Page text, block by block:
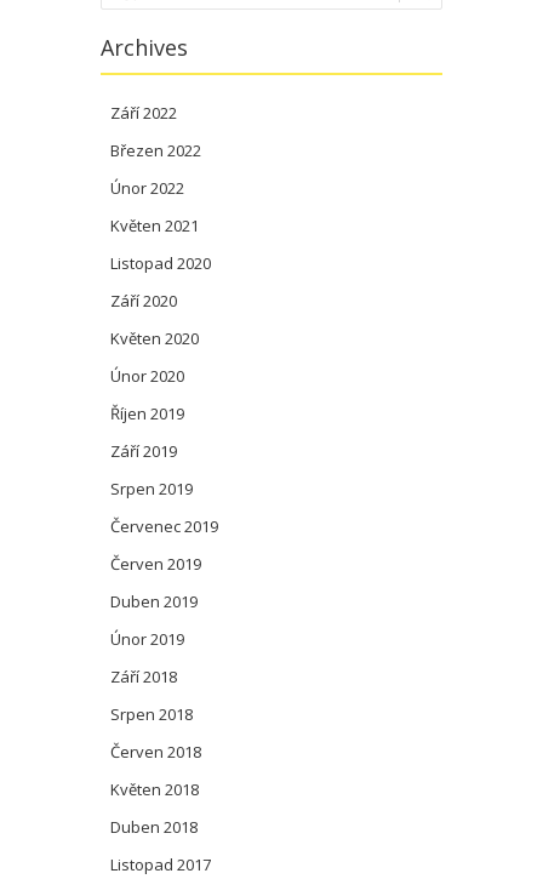
Archives
Září 2022
Březen 2022
Únor 2022
Květen 2021
Listopad 2020
Září 2020
Květen 2020
Únor 2020
Říjen 2019
Září 2019
Srpen 2019
Červenec 2019
Červen 2019
Duben 2019
Únor 2019
Září 2018
Srpen 2018
Červen 2018
Květen 2018
Duben 2018
Listopad 2017